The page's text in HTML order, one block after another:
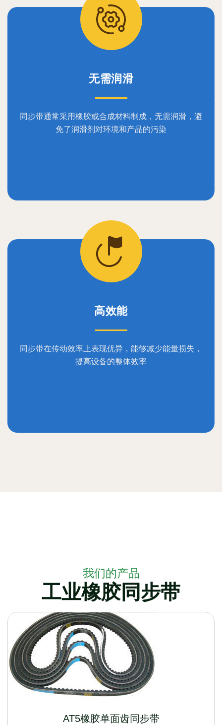
无需润滑
同步带通常采用橡胶或合成材料制成，无需润滑，避
免了润滑剂对环境和产品的污染
高效能
同步带在传动效率上表现优异，能够减少能量损失，
提高设备的整体效率
我们的产品
工业橡胶同步带
AT5橡胶单面齿同步带